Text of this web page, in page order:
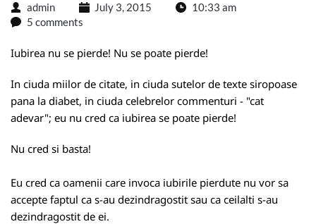
admin July 3, 2015
10:33 am
5 comments
Iubirea nu se pierde! Nu se poate pierde!
In ciuda miilor de citate, in ciuda sutelor de texte siropoase
pana la diabet, in ciuda celebrelor commenturi - "cat
adevar"; eu nu cred ca iubirea se poate pierde!
Nu cred si basta!
Eu cred ca oamenii care invoca iubirile pierdute nu vor sa
accepte faptul ca s-au dezindragostit sau ca ceilalti s-au
dezindragostit de ei.